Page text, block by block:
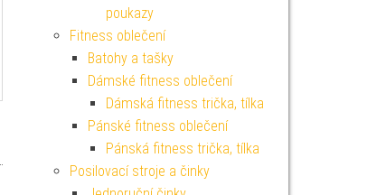
poukazy
Fitness oblečení
Batohy a tašky
Dámské fitness oblečení
Dámská fitness trička, tílka
Pánské fitness oblečení
Pánská fitness trička, tílka
Posilovací stroje a činky